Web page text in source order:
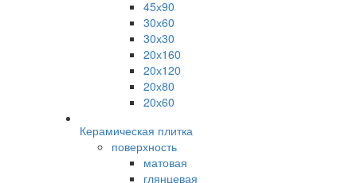
45х90
30х60
30х30
20х160
20х120
20х80
20х60
Керамическая плитка
поверхность
матовая
глянцевая